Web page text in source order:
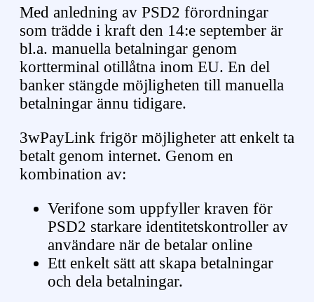
Med anledning av PSD2 förordningar
som trädde i kraft den 14:e september är
bl.a. manuella betalningar genom
kortterminal otillåtna inom EU. En del
banker stängde möjligheten till manuella
betalningar ännu tidigare.
3wPayLink frigör möjligheter att enkelt ta
betalt genom internet. Genom en
kombination av:
Verifone som uppfyller kraven för
PSD2 starkare identitetskontroller av
användare när de betalar online
Ett enkelt sätt att skapa betalningar
och dela betalningar.